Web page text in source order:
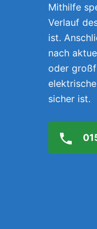
Mithilfe
Verlauf
ist.
nach
oder
sicher ist.